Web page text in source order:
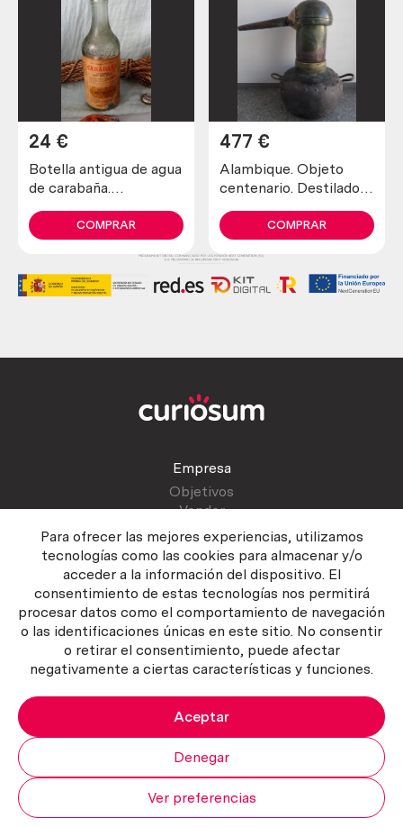
Para ofrecer las mejores experiencias, utilizamos
tecnologías como las cookies para almacenar y/o
acceder a la información del dispositivo. El
consentimiento de estas tecnologías nos permitirá
procesar datos como el comportamiento de navegación
o las identificaciones únicas en este sitio. No consentir
o retirar el consentimiento, puede afectar
negativamente a ciertas características y funciones.
Aceptar
Denegar
Ver preferencias
Botella antigua de agua
de carabaña.
24 €
COMPRAR
Alambique. Objeto
centenario. Destilador
cobre. 80 litros.
477 €
COMPRAR
Empresa
Objetivos
Vender
Atención al cliente
Contactar
Manual del vendedor
Política del servicio
Política de Cookies
Copyright ©2026 Curiosum S.L. Todos los derechos reservados.